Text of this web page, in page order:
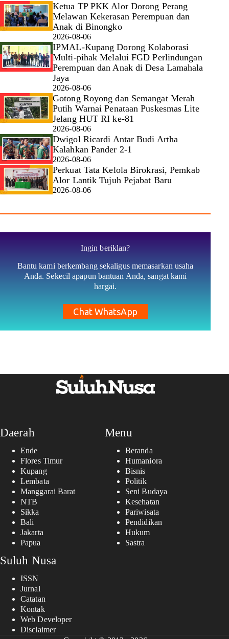
Ketua TP PKK Alor Dorong Perang
Melawan Kekerasan Perempuan dan
Anak di Binongko
2026-08-06
IPMAL-Kupang Dorong Kolaborasi
Multi-pihak Melalui FGD Perlindungan
Perempuan dan Anak di Desa Lamahala
Jaya
2026-08-06
Gotong Royong dan Semangat Merah
Putih Warnai Penataan Puskesmas Lite
Jelang HUT RI ke-81
2026-08-06
Dwigol Ricardi Antar Budi Artha
Kalahkan Pander 2-1
2026-08-06
Perkuat Tata Kelola Birokrasi, Pemkab
Alor Lantik Tujuh Pejabat Baru
2026-08-06
Ingin beriklan?
Bantu kami berkembang sekaligus memasarkan usaha
Anda. Sekecil apapun bantuan Anda, sangat kami
hargai.
Chat WhatsApp
Daerah
Ende
Flores Timur
Kupang
Lembata
Manggarai Barat
NTB
Sikka
Bali
Jakarta
Papua
Menu
Beranda
Humaniora
Bisnis
Politik
Seni Budaya
Kesehatan
Pariwisata
Pendidikan
Hukum
Sastra
Suluh Nusa
ISSN
Jurnal
Catatan
Kontak
Web Developer
Disclaimer